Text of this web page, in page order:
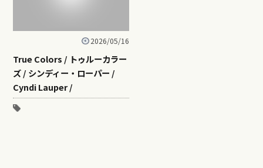
2026/05/16
True Colors / トゥルーカラー
ズ / シンディー・ローパー /
Cyndi Lauper /